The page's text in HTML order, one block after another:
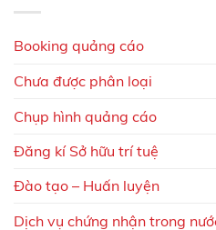
Booking quảng cáo
Chưa được phân loại
Chụp hình quảng cáo
Đăng kí Sở hữu trí tuệ
Đào tạo – Huấn luyện
Dịch vụ chứng nhận trong